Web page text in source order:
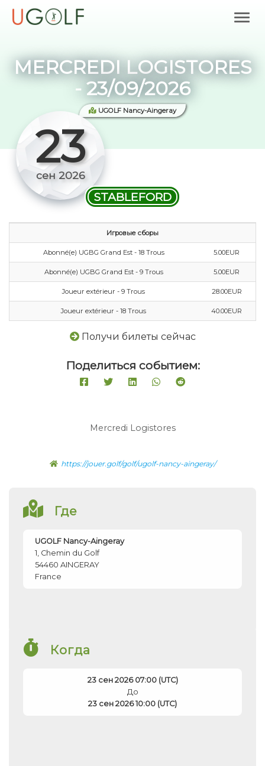
MERCREDI LOGISTORES
- 23/09/2026
UGOLF Nancy-Aingeray
23
сен 2026
STABLEFORD
Игровые сборы
Abonné(e) UGBG Grand Est - 18 Trous 5.00EUR
Abonné(e) UGBG Grand Est - 9 Trous 5.00EUR
Joueur extérieur - 9 Trous 28.00EUR
Joueur extérieur - 18 Trous 40.00EUR
Получи билеты сейчас
Поделиться событием:
Mercredi Logistores
https://jouer.golf/golf/ugolf-nancy-aingeray/
Где
UGOLF Nancy-Aingeray
1, Chemin du Golf
54460 AINGERAY
France
Когда
23 сен 2026 07:00 (UTC)
До
23 сен 2026 10:00 (UTC)